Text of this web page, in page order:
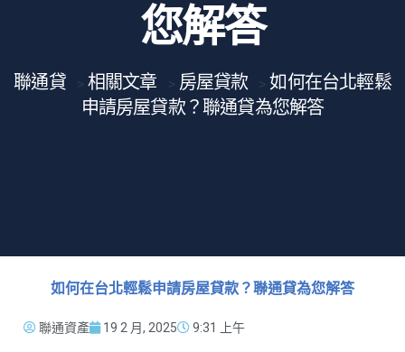
您解答
聯通貸 > 相關文章 > 房屋貸款 > 如何在台北輕鬆
申請房屋貸款？聯通貸為您解答
如何在台北輕鬆申請房屋貸款？聯通貸為您解答
聯通資產 19 2 月, 2025 9:31 上午